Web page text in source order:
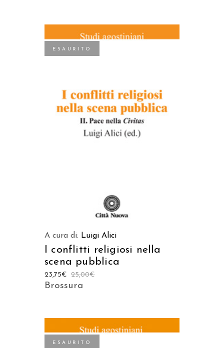
ESAURITO
LEGGI TUTTO
A cura di: Luigi Alici
I conflitti religiosi nella
scena pubblica
25,00€
23,75€
Brossura
ESAURITO